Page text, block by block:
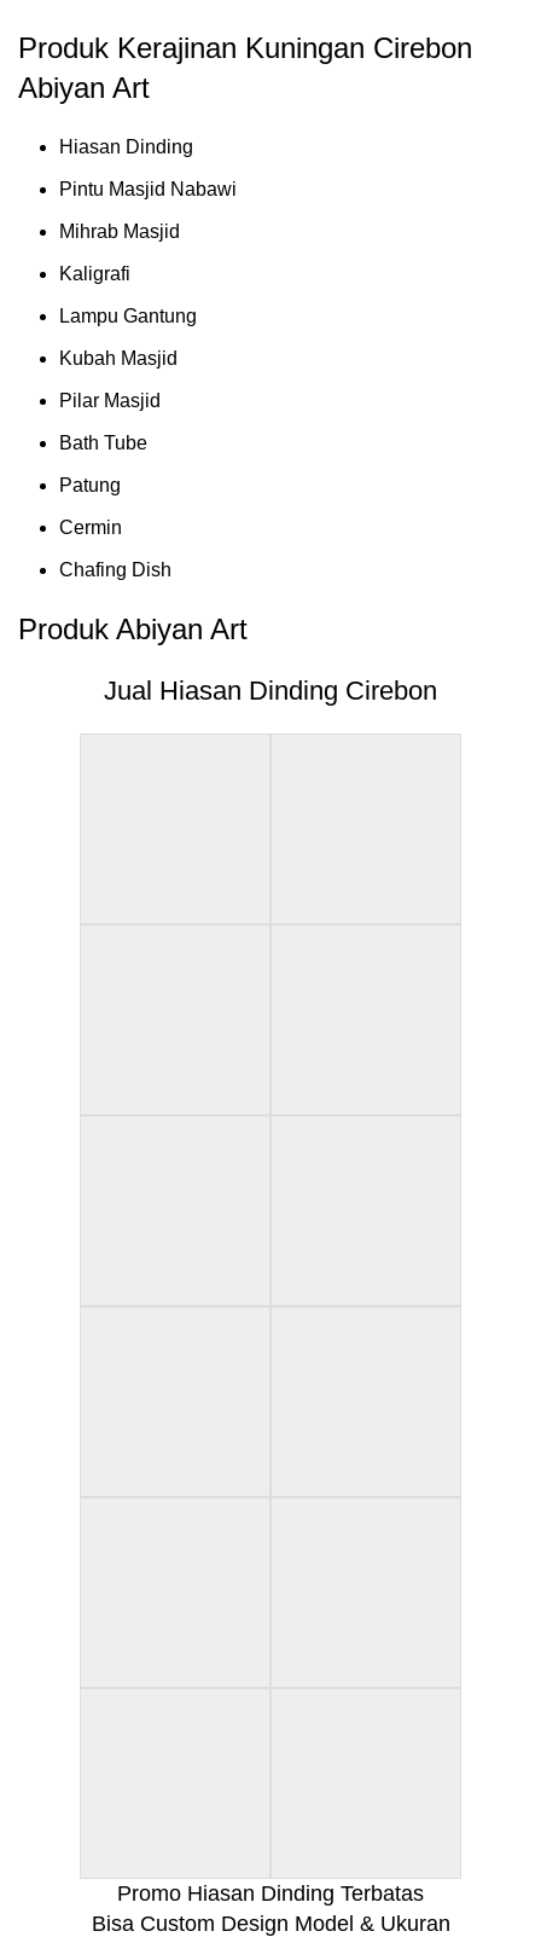
Produk Kerajinan Kuningan Cirebon
Abiyan Art
Hiasan Dinding
Pintu Masjid Nabawi
Mihrab Masjid
Kaligrafi
Lampu Gantung
Kubah Masjid
Pilar Masjid
Bath Tube
Patung
Cermin
Chafing Dish
Produk Abiyan Art
Jual Hiasan Dinding Cirebon
Promo Hiasan Dinding Terbatas
Bisa Custom Design Model & Ukuran